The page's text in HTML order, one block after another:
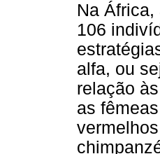
Na
106
alfa, ou
relação
as